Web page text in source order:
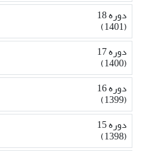
دوره 18
(1401)
دوره 17
(1400)
دوره 16
(1399)
دوره 15
(1398)